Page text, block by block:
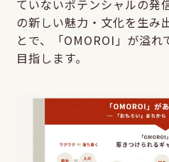
ていないポテンシャルの発
の新しい魅力・文化を生み
とで、「OMOROI」が溢れ
目指します。